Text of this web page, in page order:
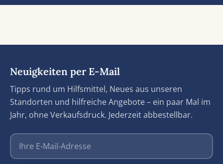
Neuigkeiten per E-Mail
Tipps rund um Hilfsmittel, Neues aus unseren
Standorten und hilfreiche Angebote – ein paar Mal im
Jahr, ohne Verkaufsdruck. Jederzeit abbestellbar.
E-Mail-Adresse